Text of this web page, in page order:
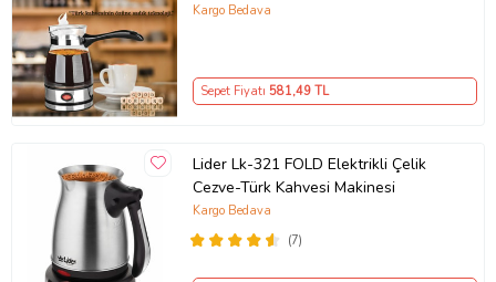
Kargo Bedava
Sepet Fiyatı 581,49 TL
Lider Lk-321 FOLD Elektrikli Çelik
Cezve-Türk Kahvesi Makinesi
(7)
Kargo Bedava